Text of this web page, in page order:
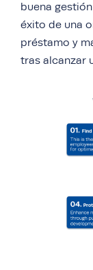
buena
éxito de una
préstamo y
tras alcanzar